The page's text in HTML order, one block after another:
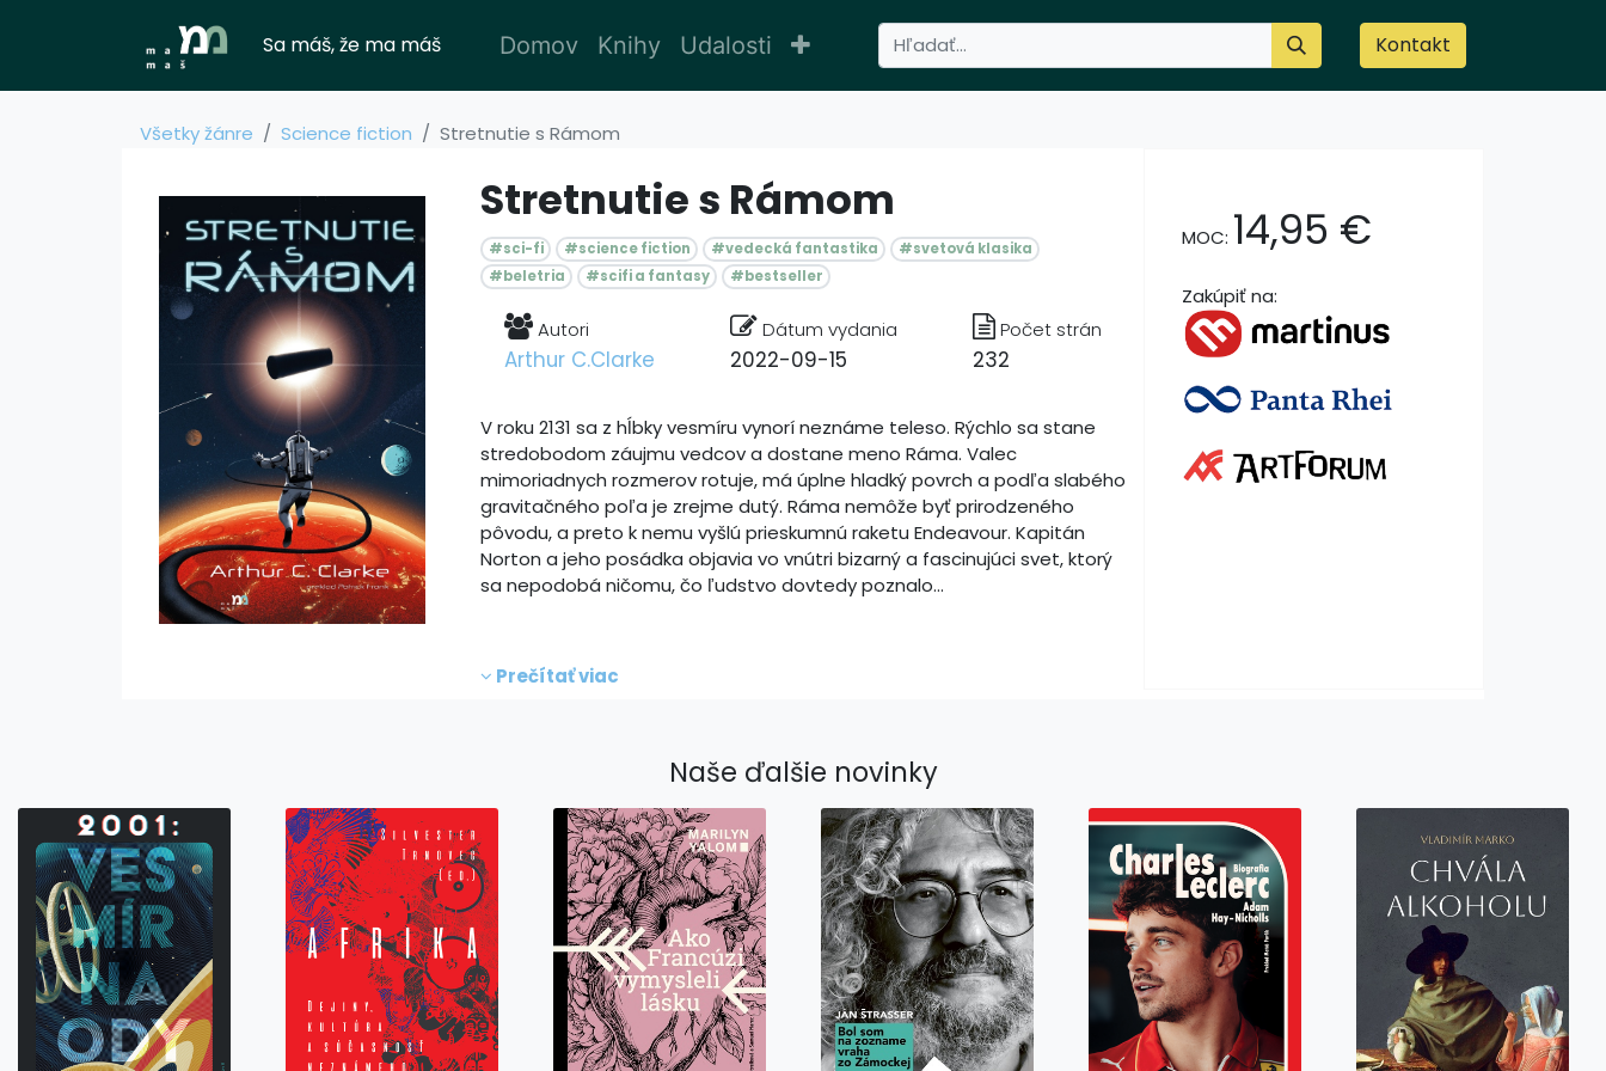
Sa máš, že ma máš Domov Knihy Udalosti Kontakt
Všetky žánre Science fiction Stretnutie s Rámom
Stretnutie s Rámom
#sci-fi #science fiction #vedecká fantastika
#svetová klasika
#beletria
#scifi a fantasy #bestseller
Autori
Arthur C.Clarke
Dátum vydania
2022-09-15
Počet strán
232
V roku 2131 sa z hĺbky vesmíru vynorí neznáme teleso. Rýchlo sa stane
stredobodom záujmu vedcov a dostane meno Ráma. Valec
mimoriadnych rozmerov rotuje, má úplne hladký povrch a podľa slabého
gravitačného poľa je zrejme dutý. Ráma nemôže byť prirodzeného
pôvodu, a preto k nemu vyšlú prieskumnú raketu Endeavour. Kapitán
Norton a jeho posádka objavia vo vnútri bizarný a fascinujúci svet, ktorý
sa nepodobá ničomu, čo ľudstvo dovtedy poznalo...
Prečítať viac
MOC: 14,95 €
Zakúpiť na:
Naše ďalšie novinky